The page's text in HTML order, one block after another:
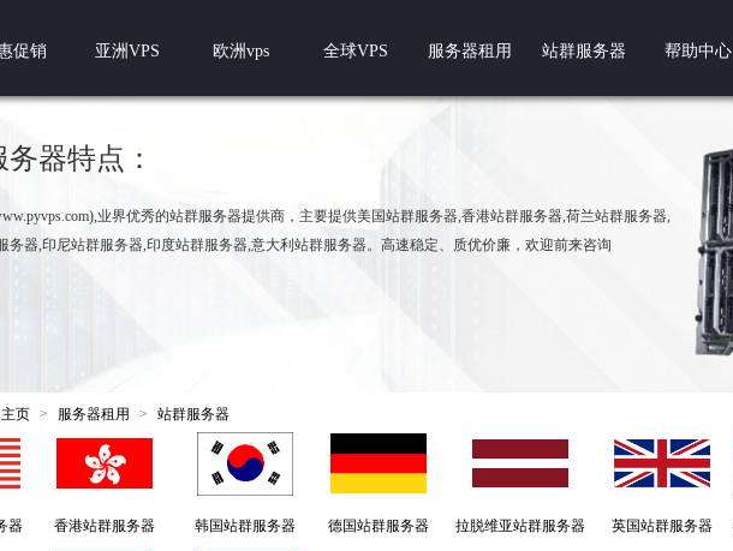
促销 亚洲VPS 欧洲vps 全球VPS 服务器租用 站群服务器 帮助中心
器特点：
业界优秀的站群服务器提供商，主要提供美国站群服务器,香港站群服务器,荷兰站群服务器,
务器,印尼站群服务器,印度站群服务器,意大利站群服务器。高速稳定、质优价廉，欢迎前来咨询
主页 > 服务器租用 > 站群服务器
器 香港站群服务器 韩国站群服务器 德国站群服务器 拉脱维亚站群服务器 英国站群服务器